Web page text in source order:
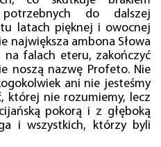
do dalszej
latach pięknej i owocnej
największa ambona Słowa
falach eteru, zakończyć
noszą nazwę Profeto. Nie
ani nie jesteśmy
której nie rozumiemy, lecz
pokorą i z głęboką
i wszystkich, którzy byli